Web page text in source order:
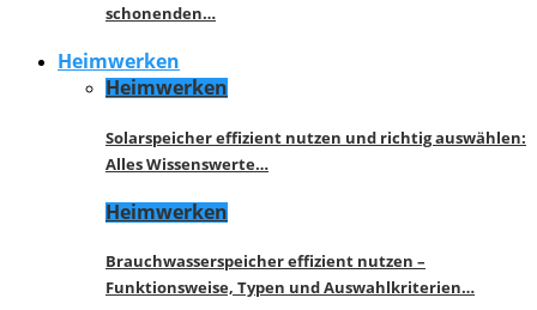
schonenden…
Heimwerken
Heimwerken
Solarspeicher effizient nutzen und richtig auswählen:
Alles Wissenswerte…
Heimwerken
Brauchwasserspeicher effizient nutzen –
Funktionsweise, Typen und Auswahlkriterien…